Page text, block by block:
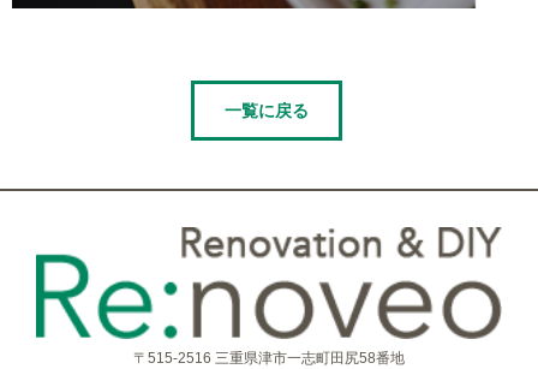
一覧に戻る
〒515-2516 三重県津市一志町田尻58番地